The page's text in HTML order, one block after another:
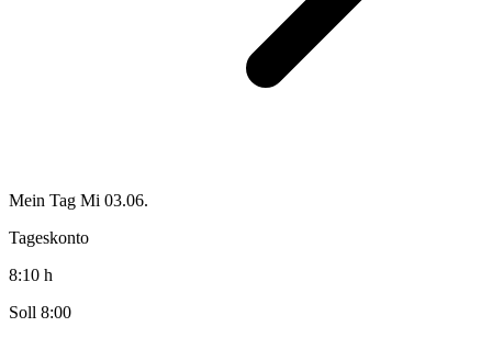
Mein Tag Mi 03.06.
Tageskonto
8:10 h
Soll 8:00